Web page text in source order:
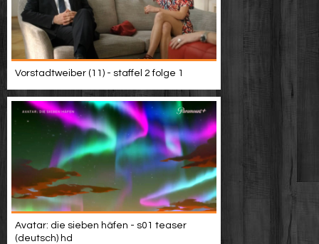
Vorstadtweiber (11) - staffel 2 folge 1
Avatar: die sieben häfen - s01 teaser
(deutsch) hd